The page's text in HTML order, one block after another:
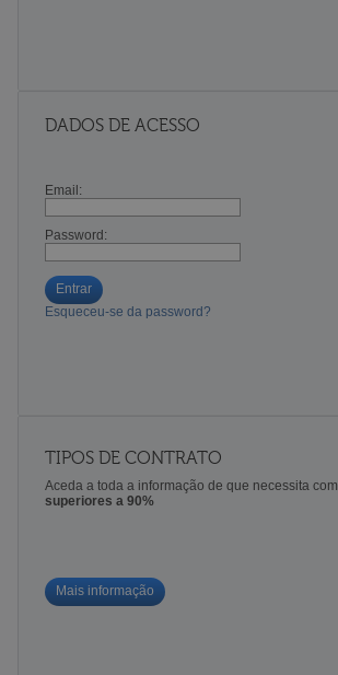
DADOS DE ACESSO
Email:
Password:
Entrar
Esqueceu-se da password?
TIPOS DE CONTRATO
Aceda a toda a informação de que necessita com
superiores a 90%
Mais informação